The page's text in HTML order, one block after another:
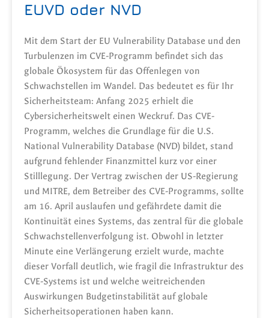
EUVD oder NVD
Mit dem Start der EU Vulnerability Database und den
Turbulenzen im CVE-Programm befindet sich das
globale Ökosystem für das Offenlegen von
Schwachstellen im Wandel. Das bedeutet es für Ihr
Sicherheitsteam: Anfang 2025 erhielt die
Cybersicherheitswelt einen Weckruf. Das CVE-
Programm, welches die Grundlage für die U.S.
National Vulnerability Database (NVD) bildet, stand
aufgrund fehlender Finanzmittel kurz vor einer
Stilllegung. Der Vertrag zwischen der US-Regierung
und MITRE, dem Betreiber des CVE-Programms, sollte
am 16. April auslaufen und gefährdete damit die
Kontinuität eines Systems, das zentral für die globale
Schwachstellenverfolgung ist. Obwohl in letzter
Minute eine Verlängerung erzielt wurde, machte
dieser Vorfall deutlich, wie fragil die Infrastruktur des
CVE-Systems ist und welche weitreichenden
Auswirkungen Budgetinstabilität auf globale
Sicherheitsoperationen haben kann.